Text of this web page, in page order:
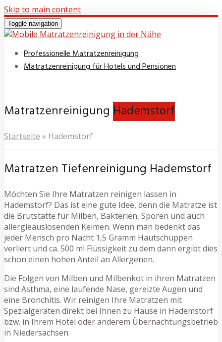
Skip to main content
Toggle navigation
Professionelle Matratzenreinigung
Matratzenreinigung für Hotels und Pensionen
Matratzenreinigung Hademstorf
Startseite » Hademstorf
Matratzen Tiefenreinigung Hademstorf
Möchten Sie Ihre Matratzen reinigen lassen in
Hademstorf? Das ist eine gute Idee, denn die Matratze ist
die Brutstätte für Milben, Bakterien, Sporen und auch
allergieauslösenden Keimen. Wenn man bedenkt das
jeder Mensch pro Nacht 1,5 Gramm Hautschuppen
verliert und ca. 500 ml Flüssigkeit zu dem dann ergibt dies
schon einen hohen Anteil an Allergenen.
Die Folgen von Milben und Milbenkot in ihren Matratzen
sind Asthma, eine laufende Nase, gereizte Augen und
eine Bronchitis. Wir reinigen Ihre Matratzen mit
Spezialgeräten direkt bei Ihnen zu Hause in Hademstorf
bzw. in Ihrem Hotel oder anderem Übernachtungsbetrieb
in Niedersachsen.